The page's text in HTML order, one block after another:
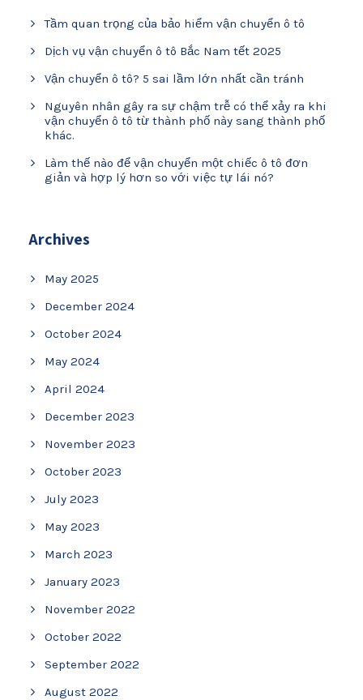
Tầm quan trọng của bảo hiểm vận chuyển ô tô
Dịch vụ vận chuyển ô tô Bắc Nam tết 2025
Vận chuyển ô tô? 5 sai lầm lớn nhất cần tránh
Nguyên nhân gây ra sự chậm trễ có thể xảy ra khi
vận chuyển ô tô từ thành phố này sang thành phố
khác.
Làm thế nào để vận chuyển một chiếc ô tô đơn
giản và hợp lý hơn so với việc tự lái nó?
Archives
May 2025
December 2024
October 2024
May 2024
April 2024
December 2023
November 2023
October 2023
July 2023
May 2023
March 2023
January 2023
November 2022
October 2022
September 2022
August 2022